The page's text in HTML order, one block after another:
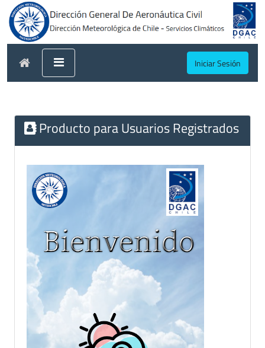
Iniciar Sesión
Producto para Usuarios Registrados